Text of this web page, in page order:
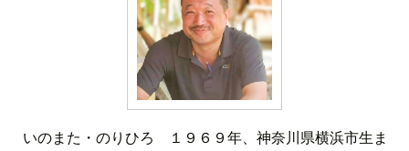
いのまた・のりひろ １９６９年、神奈川県横浜市生ま